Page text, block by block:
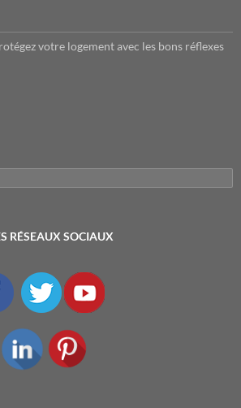
votre logement avec les bons réflexes
RÉSEAUX SOCIAUX